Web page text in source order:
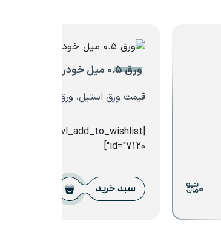
0
ورق ۰.۵ میل خودرو شهرکرد
قیمت ورق استیل، ورق گالوانیزه
[yith_wcwl_add_to_wishlist
id="7120"]
سبد خرید